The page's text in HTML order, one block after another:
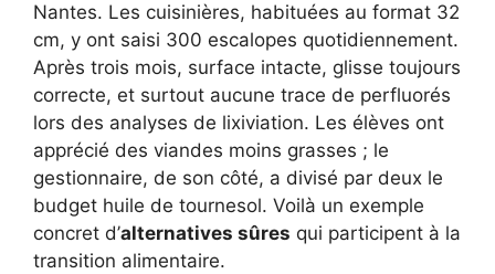
Nantes. Les cuisinières, habituées au format 32
cm, y ont saisi 300 escalopes quotidiennement.
Après trois mois, surface intacte, glisse toujours
correcte, et surtout aucune trace de perfluorés
lors des analyses de lixiviation. Les élèves ont
apprécié des viandes moins grasses ; le
gestionnaire, de son côté, a divisé par deux le
budget huile de tournesol. Voilà un exemple
concret d’alternatives sûres qui participent à la
transition alimentaire.